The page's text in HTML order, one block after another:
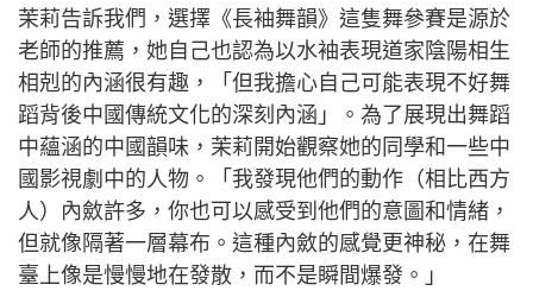
茉莉告訴我們，選擇《長袖舞韻》這隻舞參賽是源於
老師的推薦，她自己也認為以水袖表現道家陰陽相生
相剋的內涵很有趣，「但我擔心自己可能表現不好舞
蹈背後中國傳統文化的深刻內涵」。為了展現出舞蹈
中蘊涵的中國韻味，茉莉開始觀察她的同學和一些中
國影視劇中的人物。「我發現他們的動作（相比西方
人）內斂許多，你也可以感受到他們的意圖和情緒，
但就像隔著一層幕布。這種內斂的感覺更神秘，在舞
臺上像是慢慢地在發散，而不是瞬間爆發。」